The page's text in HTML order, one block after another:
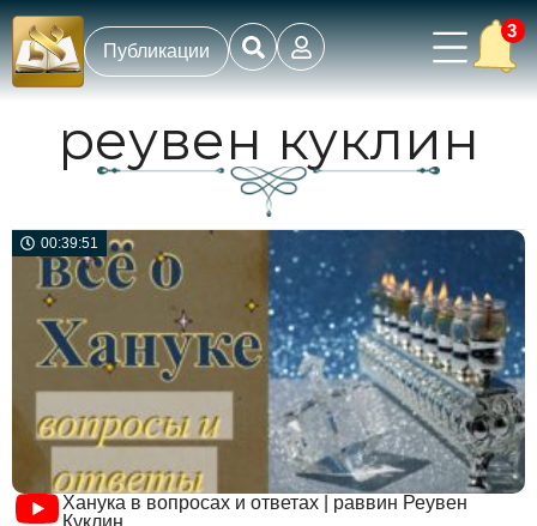
Публикации
3
реувен куклин
00:39:51
Ханука в вопросах и ответах | раввин Реувен
Куклин